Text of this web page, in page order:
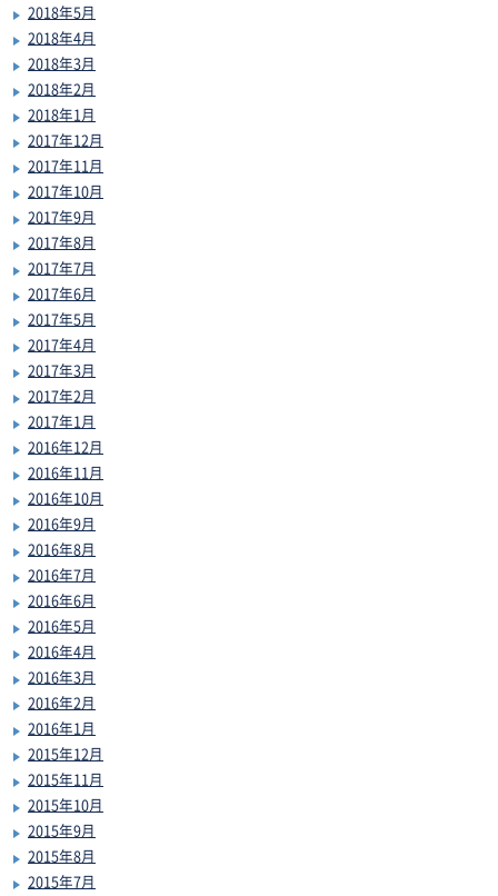
2018年5月
2018年4月
2018年3月
2018年2月
2018年1月
2017年12月
2017年11月
2017年10月
2017年9月
2017年8月
2017年7月
2017年6月
2017年5月
2017年4月
2017年3月
2017年2月
2017年1月
2016年12月
2016年11月
2016年10月
2016年9月
2016年8月
2016年7月
2016年6月
2016年5月
2016年4月
2016年3月
2016年2月
2016年1月
2015年12月
2015年11月
2015年10月
2015年9月
2015年8月
2015年7月